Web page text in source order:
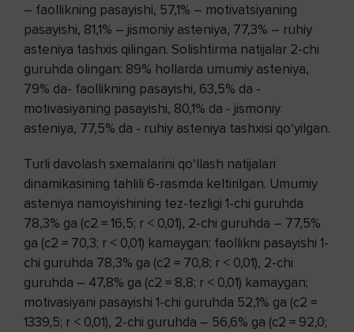
– faollikning pasayishi, 57,1% – motivatsiyaning
pasayishi, 81,1% – jismoniy asteniya, 77,3% – ruhiy
asteniya tashxis qilingan. Solishtirma natijalar 2-chi
guruhda olingan: 89% hollarda umumiy asteniya,
79% da- faollikning pasayishi, 63,5% da -
motivasiyaning pasayishi, 80,1% da - jismoniy
asteniya, 77,5% da - ruhiy asteniya tashxisi qo‘yilgan.
Turli davolash sxemalarini qo‘llash natijalari
dinamikasining tahlili 6-rasmda keltirilgan. Umumiy
asteniya namoyishining tez-tezligi 1-chi guruhda
78,3% ga (c2 = 16,5; r < 0,01), 2-chi guruhda – 77,5%
ga (c2 = 70,3; r < 0,01) kamaygan; faollikni pasayishi 1-
chi guruhda 78,3% ga (c2 = 70,8; r < 0,01), 2-chi
guruhda – 47,8% ga (c2 = 8,8; r < 0,01) kamaygan;
motivasiyani pasayishi 1-chi guruhda 52,1% ga (c2 =
1339,5; r < 0,01), 2-chi guruhda – 56,6% ga (c2 = 92,0;